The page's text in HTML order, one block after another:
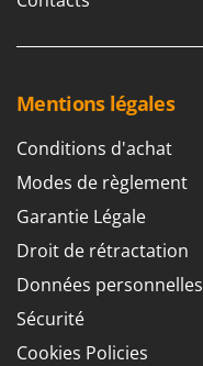
Mentions légales
Conditions d'achat
Modes de règlement
Garantie Légale
Droit de rétractation
Données personnelles
Sécurité
Cookies Policies